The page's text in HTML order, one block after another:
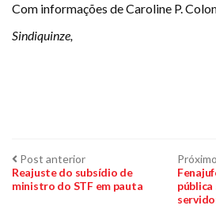
Com informações de Caroline P.
Sindiquinze,
Navegação
de
Post anteriorPost
anterior:
Reajuste do subsídio de
ministro do STF em pauta
pública